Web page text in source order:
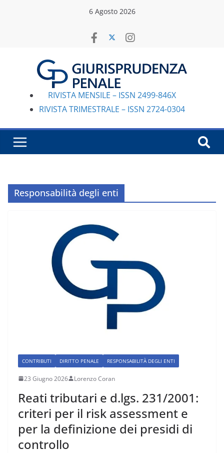
6 Agosto 2026
RIVISTA MENSILE – ISSN 2499-846X
RIVISTA TRIMESTRALE – ISSN 2724-0304
Responsabilità degli enti
CONTRIBUTI DIRITTO PENALE RESPONSABILITÀ DEGLI ENTI
23 Giugno 2026 Lorenzo Coran
Reati tributari e d.lgs. 231/2001:
criteri per il risk assessment e
per la definizione dei presidi di
controllo